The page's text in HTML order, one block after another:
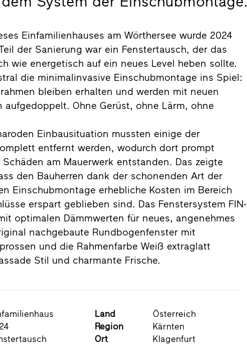
Einfamilienhauses am Wörthersee wurde 2024
der Sanierung war ein Fenstertausch, der das
wie energetisch auf ein neues Level heben sollte.
die minimalinvasive Einschubmontage ins Spiel:
bleiben erhalten und werden mit neuen
aufgedoppelt. Ohne Gerüst, ohne Lärm, ohne
Einbausituation mussten einige der
entfernt werden, wodurch dort prompt
am Mauerwerk entstanden. Das zeigte
den Bauherren dank der schonenden Art der
Einschubmontage erhebliche Kosten im Bereich
erspart geblieben sind. Das Fenstersystem FIN-
optimalen Dämmwerten für neues, angenehmes
nachgebaute Rundbogenfenster mit
und die Rahmenfarbe Weiß extraglatt
Stil und charmante Frische.
Land
Österreich
Region
Kärnten
Ort
Klagenfurt